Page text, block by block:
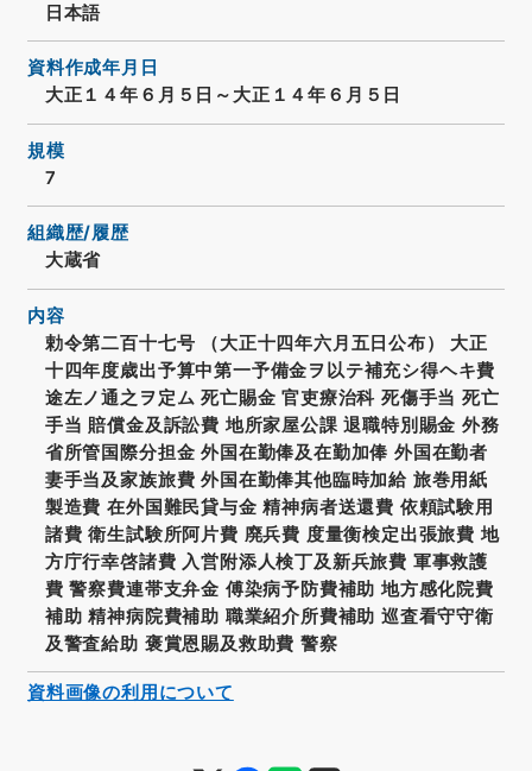
日本語
資料作成年月日
大正１４年６月５日～大正１４年６月５日
規模
7
組織歴/履歴
大蔵省
内容
勅令第二百十七号 （大正十四年六月五日公布） 大正
十四年度歳出予算中第一予備金ヲ以テ補充シ得ヘキ費
途左ノ通之ヲ定ム 死亡賜金 官吏療治科 死傷手当 死亡
手当 賠償金及訴訟費 地所家屋公課 退職特別賜金 外務
省所管国際分担金 外国在勤俸及在勤加俸 外国在勤者
妻手当及家族旅費 外国在勤俸其他臨時加給 旅巻用紙
製造費 在外国難民貸与金 精神病者送還費 依頼試験用
諸費 衛生試験所阿片費 廃兵費 度量衡検定出張旅費 地
方庁行幸啓諸費 入営附添人検丁及新兵旅費 軍事救護
費 警察費連帯支弁金 傅染病予防費補助 地方感化院費
補助 精神病院費補助 職業紹介所費補助 巡査看守守衛
及警査給助 褒賞恩賜及救助費 警察
資料画像の利用について